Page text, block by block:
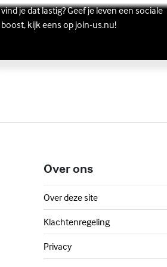
vind je dat lastig? Geef je leven een sociale
boost, kijk eens op join-us.nu!
Over ons
Over deze site
Klachtenregeling
Privacy